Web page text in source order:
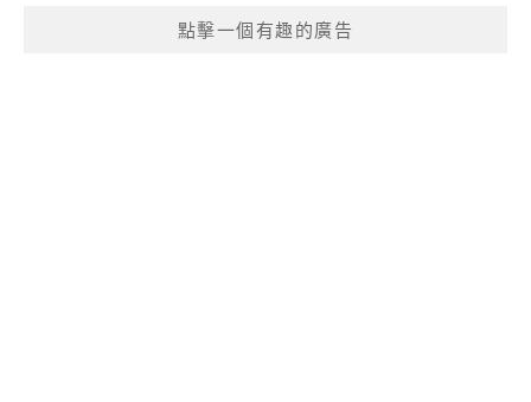
點擊一個有趣的廣告